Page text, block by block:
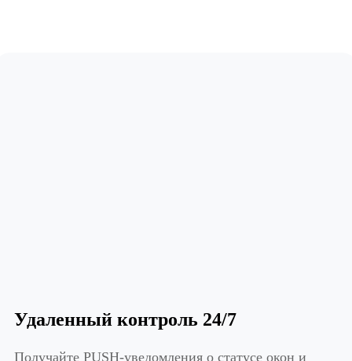
Удаленный контроль 24/7
Получайте PUSH-уведомления о статусе окон и